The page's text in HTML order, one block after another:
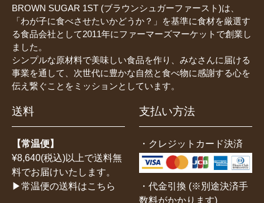
BROWN SUGAR 1ST (ブラウンシュガーファースト)は、
「わが子に食べさせたいかどうか？」を基準に食材を厳選す
る食品会社として2011年にファーマーズマーケットで創業し
ました。
シンプルな原材料で美味しい食品を作り、みなさんに届ける
事業を通して、次世代に豊かな自然と食べ物に感謝する心を
伝え繋ぐことをミッションとしています。
送料
【常温便】
¥8,640(税込)以上で送料無
料でお届けいたします。
▶常温便の送料はこちら
支払い方法
・クレジットカード決済
・代金引換 (※別途決済手
数料がかかります)